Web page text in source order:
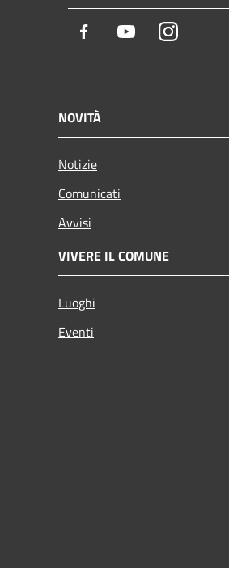
Facebook YoutubeInstagram
NOVITÀ
Notizie
Comunicati
Avvisi
VIVERE IL COMUNE
Luoghi
Eventi